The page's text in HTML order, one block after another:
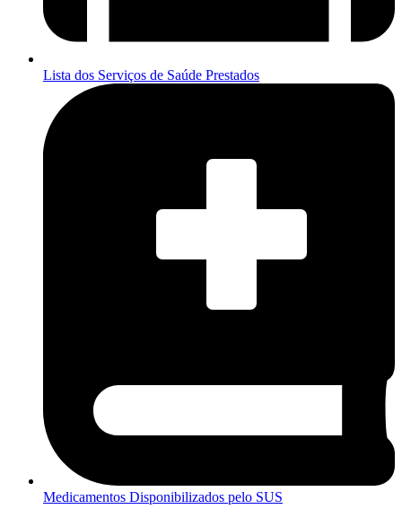
Lista dos Serviços de Saúde Prestados
Medicamentos Disponibilizados pelo SUS